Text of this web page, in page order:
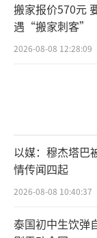
搬家报价570元
遇“搬家刺客”
2026-08-08 12:28:09
以媒：穆杰塔巴
情传闻四起
2026-08-08 10:40:37
泰国初中生饮弹